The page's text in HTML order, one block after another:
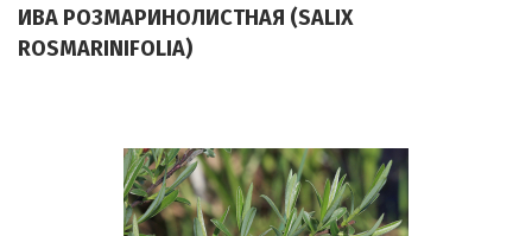
ИВА РОЗМАРИНОЛИСТНАЯ (SALIX
ROSMARINIFOLIA)